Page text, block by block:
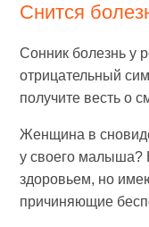
Снится
Сонник болезнь у
отрицательный
получите весть о
Женщина в
у своего малыша?
здоровьем, но
причиняющие